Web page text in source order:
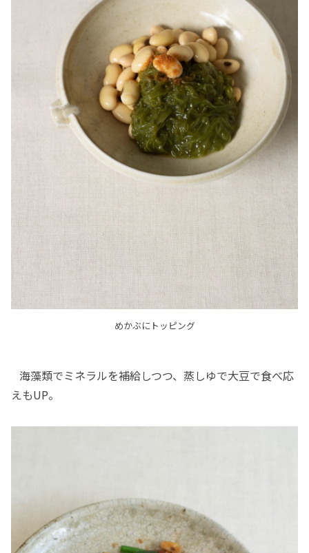
めかぶにトッピング
海藻類でミネラルを補給しつつ、蒸しゆで大豆で食べ応
えもUP。